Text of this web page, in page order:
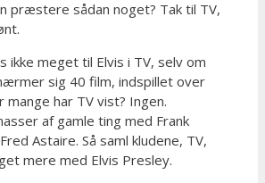
præstere sådan noget? Tak til TV,
ikke meget til Elvis i TV, selv om
sig 40 film, indspillet over
mange har TV vist? Ingen.
af gamle ting med Frank
Astaire. Så saml kludene, TV,
mere med Elvis Presley.